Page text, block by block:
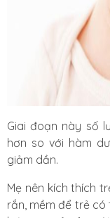
Giai đoạn này số
hơn so với hàm
giảm dần.
Mẹ nên kích thích
rắn, mềm để trẻ có